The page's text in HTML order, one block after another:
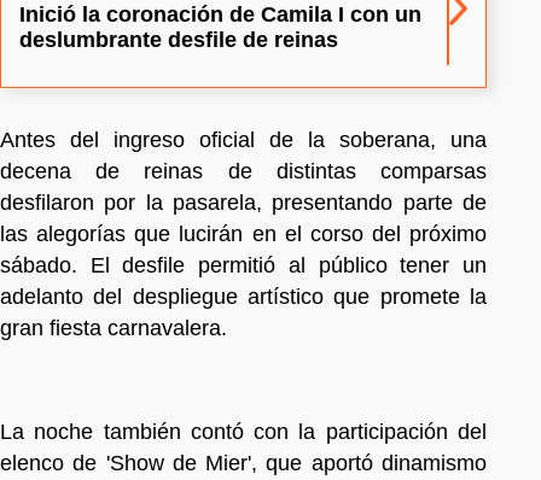
Inició la coronación de Camila I con un
deslumbrante desfile de reinas
Antes del ingreso oficial de la soberana, una
decena de reinas de distintas comparsas
desfilaron por la pasarela, presentando parte de
las alegorías que lucirán en el corso del próximo
sábado. El desfile permitió al público tener un
adelanto del despliegue artístico que promete la
gran fiesta carnavalera.
La noche también contó con la participación del
elenco de 'Show de Mier', que aportó dinamismo